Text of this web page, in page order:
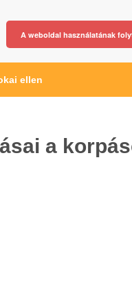
ellen
a
A weboldal használatának